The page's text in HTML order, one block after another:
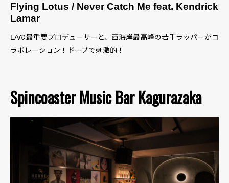
Flying Lotus / Never Catch Me feat. Kendrick
Lamar
LAの最重要プロデューサーと、西海岸最高峰の若手ラッパーがコ
ラボレーション！ドープで刺激的！
Spincoaster Music Bar Kagurazaka